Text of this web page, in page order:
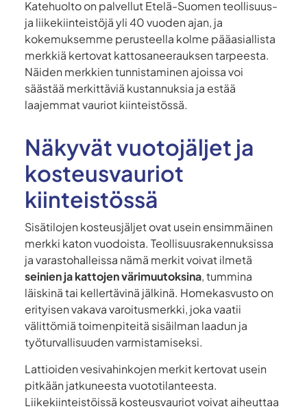
Katehuolto on palvellut Etelä-Suomen teollisuus-
ja liikekiinteistöjä yli 40 vuoden ajan, ja
kokemuksemme perusteella kolme pääasiallista
merkkiä kertovat kattosaneerauksen tarpeesta.
Näiden merkkien tunnistaminen ajoissa voi
säästää merkittäviä kustannuksia ja estää
laajemmat vauriot kiinteistössä.
Näkyvät vuotojäljet ja
kosteusvauriot
kiinteistössä
Sisätilojen kosteusjäljet ovat usein ensimmäinen
merkki katon vuodoista. Teollisuusrakennuksissa
ja varastohalleissa nämä merkit voivat ilmetä
seinien ja kattojen värimuutoksina, tummina
läiskinä tai kellertävinä jälkinä. Homekasvusto on
erityisen vakava varoitusmerkki, joka vaatii
välittömiä toimenpiteitä sisäilman laadun ja
työturvallisuuden varmistamiseksi.
Lattioiden vesivahinkojen merkit kertovat usein
pitkään jatkuneesta vuototilanteesta.
Liikekiinteistöissä kosteusvauriot voivat aiheuttaa